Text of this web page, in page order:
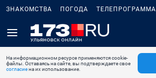
ЗНАКОМСТВА ПОГОДА ТЕЛЕПРОГРАММА
На информационном ресурсе применяются cookie-
файлы. Оставаясь на сайте, вы подтверждаете свое
согласиена их использование.